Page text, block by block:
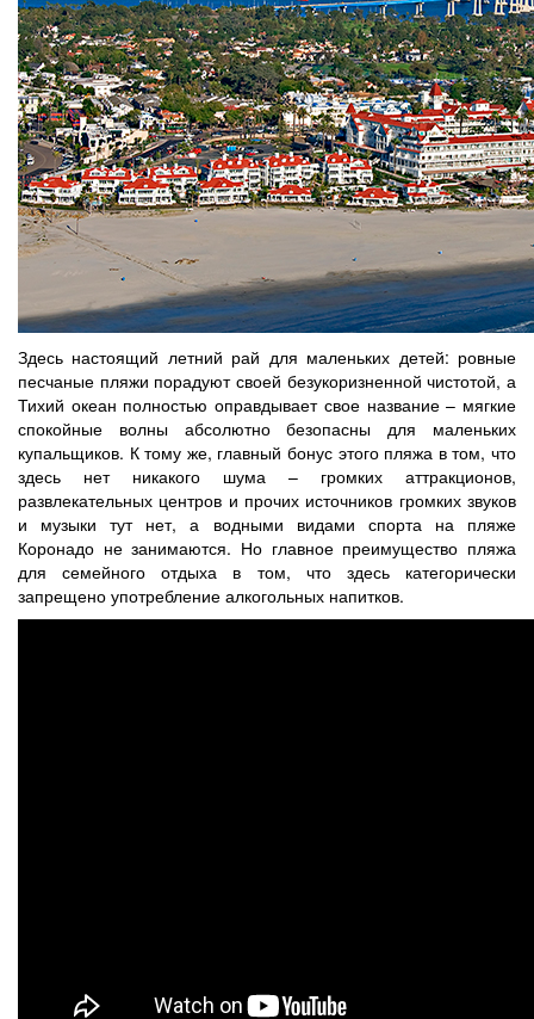
Здесь настоящий летний рай для маленьких детей: ровные
песчаные пляжи порадуют своей безукоризненной чистотой, а
Тихий океан полностью оправдывает свое название – мягкие
спокойные волны абсолютно безопасны для маленьких
купальщиков. К тому же, главный бонус этого пляжа в том, что
здесь нет никакого шума – громких аттракционов,
развлекательных центров и прочих источников громких звуков
и музыки тут нет, а водными видами спорта на пляже
Коронадо не занимаются. Но главное преимущество пляжа
для семейного отдыха в том, что здесь категорически
запрещено употребление алкогольных напитков.